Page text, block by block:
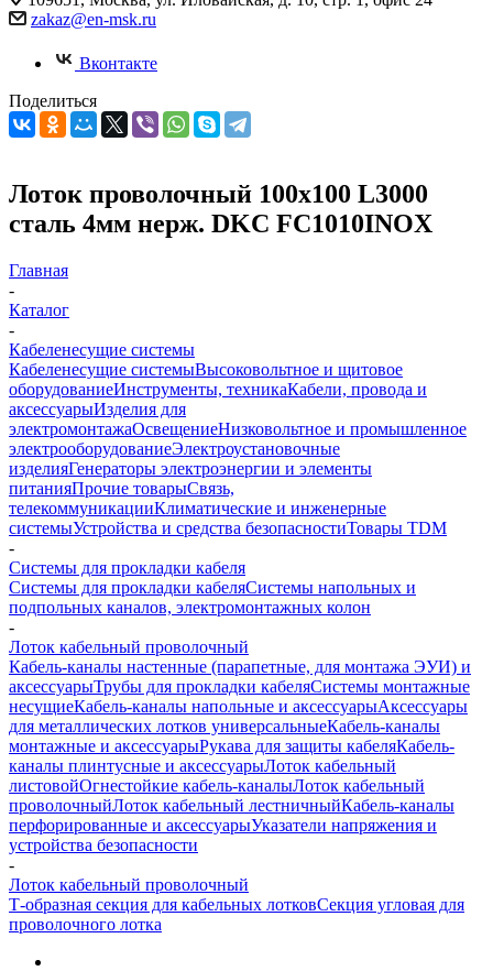
zakaz@en-msk.ru
Вконтакте
Поделиться
Лоток проволочный 100х100 L3000
сталь 4мм нерж. DKC FC1010INOX
Главная
-
Каталог
-
Кабеленесущие системы
Кабеленесущие системыВысоковольтное и щитовое
оборудованиеИнструменты, техникаКабели, провода и
аксессуарыИзделия для
электромонтажаОсвещениеНизковольтное и промышленное
электрооборудованиеЭлектроустановочные
изделияГенераторы электроэнергии и элементы
питанияПрочие товарыСвязь,
телекоммуникацииКлиматические и инженерные
системыУстройства и средства безопасностиТовары TDM
-
Системы для прокладки кабеля
Системы для прокладки кабеляСистемы напольных и
подпольных каналов, электромонтажных колон
-
Лоток кабельный проволочный
Кабель-каналы настенные (парапетные, для монтажа ЭУИ) и
аксессуарыТрубы для прокладки кабеляСистемы монтажные
несущиеКабель-каналы напольные и аксессуарыАксессуары
для металлических лотков универсальныеКабель-каналы
монтажные и аксессуарыРукава для защиты кабеляКабель-
каналы плинтусные и аксессуарыЛоток кабельный
листовойОгнестойкие кабель-каналыЛоток кабельный
проволочныйЛоток кабельный лестничныйКабель-каналы
перфорированные и аксессуарыУказатели напряжения и
устройства безопасности
-
Лоток кабельный проволочный
Т-образная секция для кабельных лотковСекция угловая для
проволочного лотка